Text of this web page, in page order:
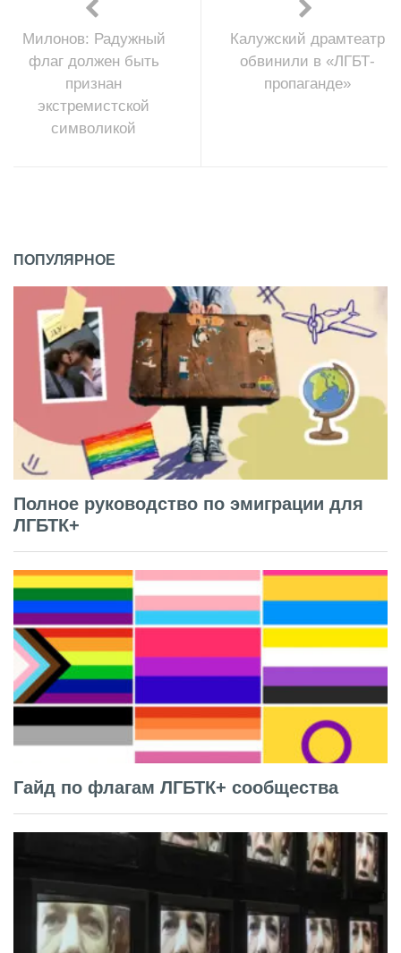
Милонов: Радужный
флаг должен быть
признан
экстремистской
символикой
Калужский драмтеатр
обвинили в «ЛГБТ-
пропаганде»
ПОПУЛЯРНОЕ
Полное руководство по эмиграции для
ЛГБТК+
Гайд по флагам ЛГБТК+ сообщества